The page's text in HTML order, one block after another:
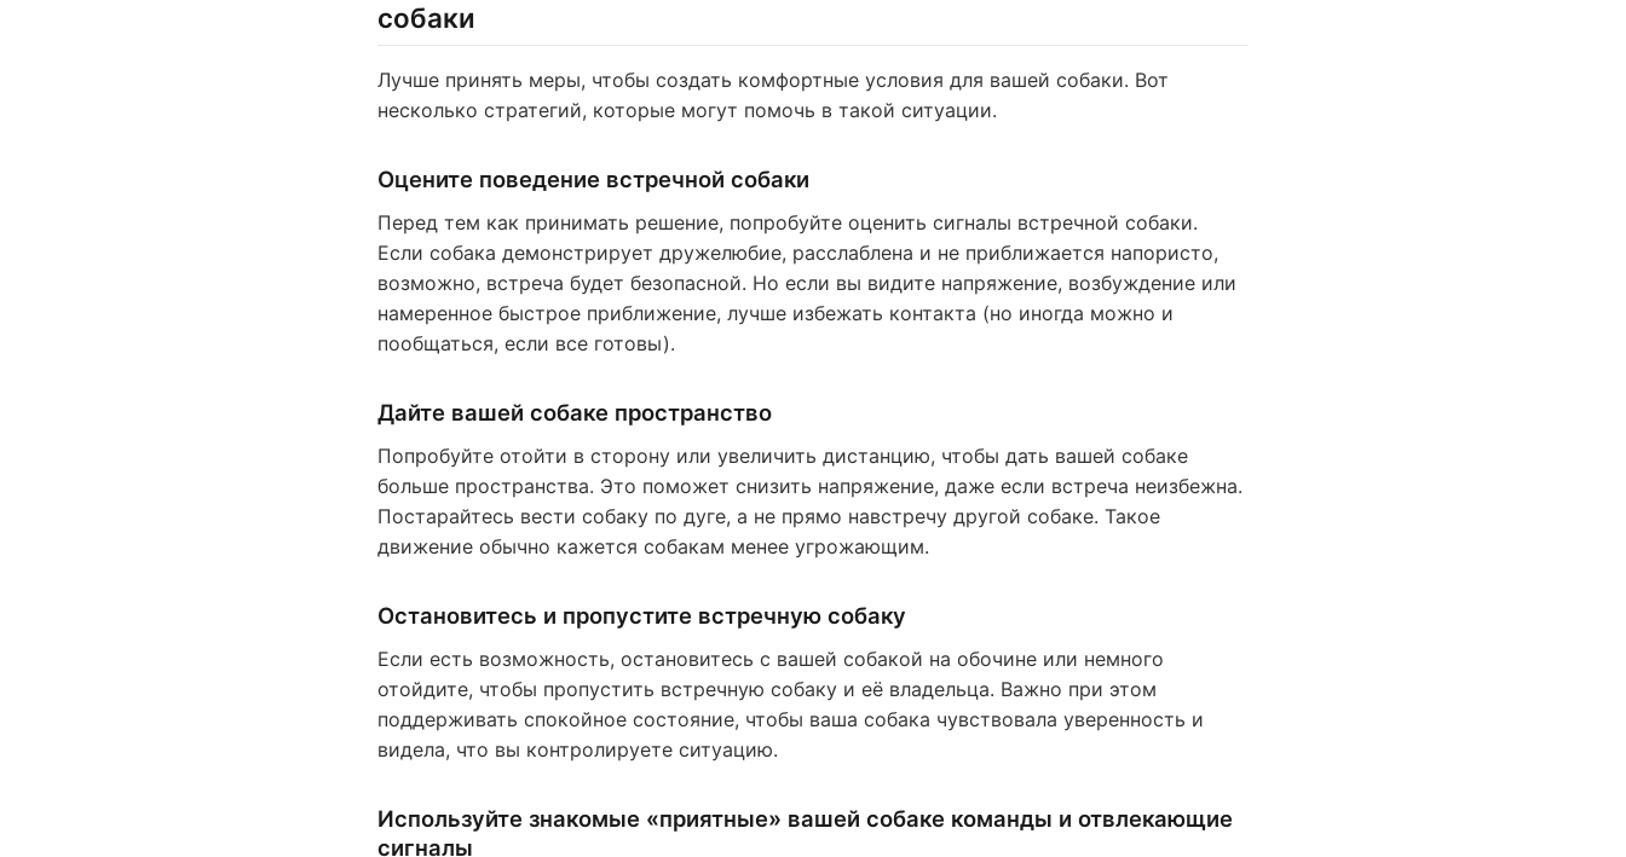
собаки
Лучше принять меры, чтобы создать комфортные условия для вашей собаки. Вот
несколько стратегий, которые могут помочь в такой ситуации.
Оцените поведение встречной собаки
Перед тем как принимать решение, попробуйте оценить сигналы встречной собаки.
Если собака демонстрирует дружелюбие, расслаблена и не приближается напористо,
возможно, встреча будет безопасной. Но если вы видите напряжение, возбуждение или
намеренное быстрое приближение, лучше избежать контакта (но иногда можно и
пообщаться, если все готовы).
Дайте вашей собаке пространство
Попробуйте отойти в сторону или увеличить дистанцию, чтобы дать вашей собаке
больше пространства. Это поможет снизить напряжение, даже если встреча неизбежна.
Постарайтесь вести собаку по дуге, а не прямо навстречу другой собаке. Такое
движение обычно кажется собакам менее угрожающим.
Остановитесь и пропустите встречную собаку
Если есть возможность, остановитесь с вашей собакой на обочине или немного
отойдите, чтобы пропустить встречную собаку и её владельца. Важно при этом
поддерживать спокойное состояние, чтобы ваша собака чувствовала уверенность и
видела, что вы контролируете ситуацию.
Используйте знакомые «приятные» вашей собаке команды и отвлекающие
сигналы